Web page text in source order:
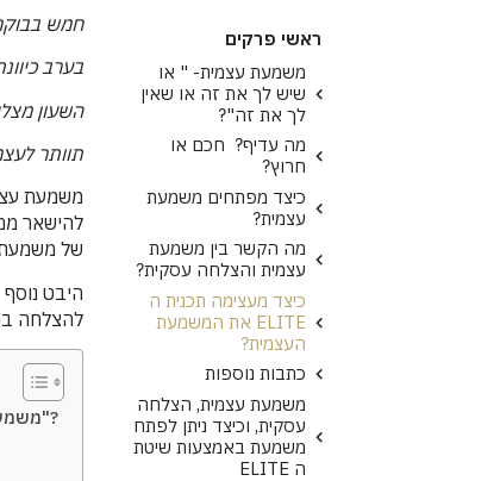
ראשי פרקים
משמעת עצמית- " או
שיש לך את זה או שאין
לך את זה"?
מה עדיף? חכם או
חרוץ?
כיצד מפתחים משמעת
עצמית?
מה הקשר בין משמעת
עצמית והצלחה עסקית?
כיצד מעצימה תכנית ה
ELITE את המשמעת
העצמית?
כתבות נוספות
משמעת עצמית, הצלחה
עסקית, וכיצד ניתן לפתח
משמעת באמצעות שיטת
ה ELITE
חמש
בערב
השעון
תוותר
משמעת
להישאר
של משמעת
היבט
להצלחה
משמעת עצמית- " או שיש לך את זה או שאין לך את זה"?